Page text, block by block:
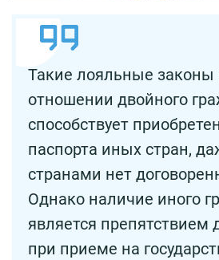
Такие лояльные
отношении двойного
способствует
паспорта иных стран,
странами нет
Однако наличие иного
является препятствием
при приеме на